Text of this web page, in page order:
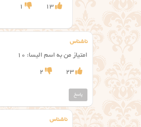
13
1
ناشناس
امتیاز من به اسم الیسا: ۱۰
23
2
پاسخ
ناشناس